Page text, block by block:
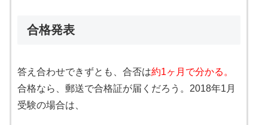
合格発表
答え合わせできずとも、合否は約1ヶ月で分かる。
合格なら、郵送で合格証が届くだろう。2018年1月
受験の場合は、